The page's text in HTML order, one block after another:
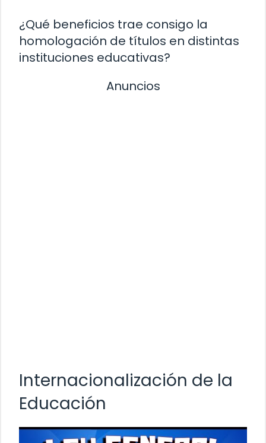
¿Qué beneficios trae consigo la
homologación de títulos en distintas
instituciones educativas?
Anuncios
Internacionalización de la
Educación